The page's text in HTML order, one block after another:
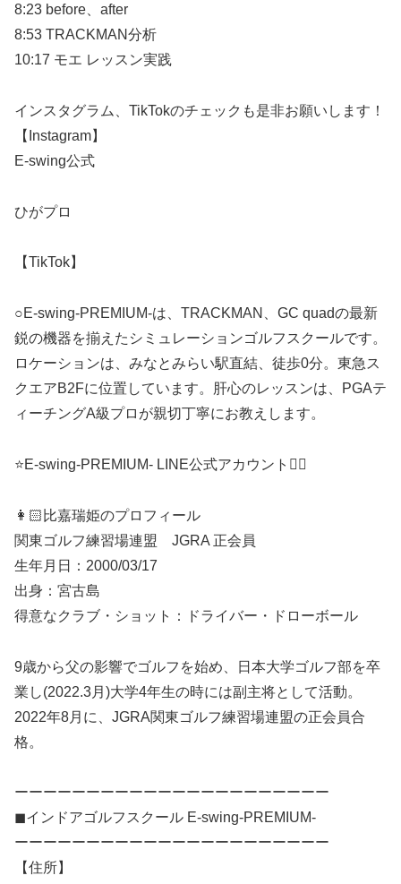
8:23 before、after
8:53 TRACKMAN分析
10:17 モエ レッスン実践
インスタグラム、TikTokのチェックも是非お願いします！
【Instagram】
E-swing公式
ひがプロ
【TikTok】
○E-swing-PREMIUM-は、TRACKMAN、GC quadの最新
鋭の機器を揃えたシミュレーションゴルフスクールです。
ロケーションは、みなとみらい駅直結、徒歩0分。東急ス
クエアB2Fに位置しています。肝心のレッスンは、PGAテ
ィーチングA級プロが親切丁寧にお教えします。
⭐️E-swing-PREMIUM- LINE公式アカウント👉🏼
👩🏻比嘉瑞姫のプロフィール
関東ゴルフ練習場連盟 JGRA 正会員
生年月日：2000/03/17
出身：宮古島
得意なクラブ・ショット：ドライバー・ドローボール
9歳から父の影響でゴルフを始め、日本大学ゴルフ部を卒
業し(2022.3月)大学4年生の時には副主将として活動。
2022年8月に、JGRA関東ゴルフ練習場連盟の正会員合
格。
ーーーーーーーーーーーーーーーーーーーーーー
◼︎インドアゴルフスクール E-swing-PREMIUM-
ーーーーーーーーーーーーーーーーーーーーーー
【住所】